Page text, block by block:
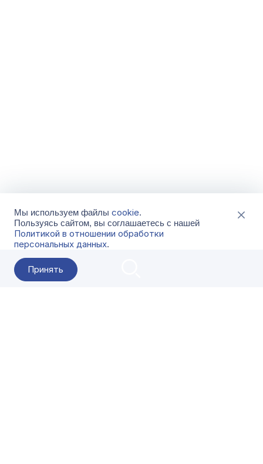
Мы используем файлы cookie.
Пользуясь сайтом, вы соглашаетесь с нашей
Политикой в отношении обработки
персональных данных.
Принять